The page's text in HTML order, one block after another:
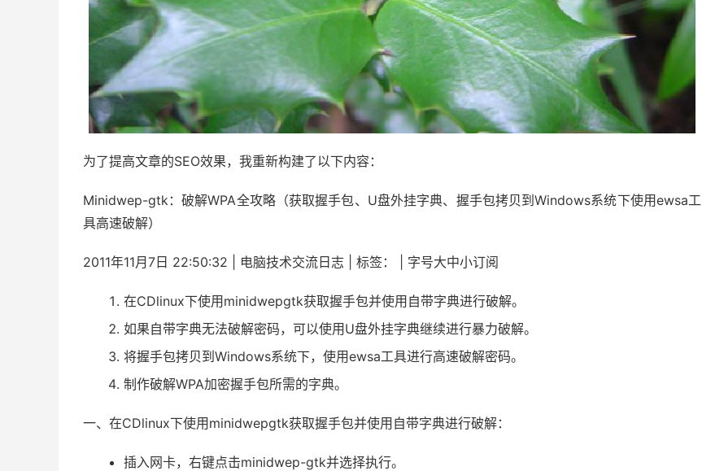
为了提高文章的SEO效果，我重新构建了以下内容：
Minidwep-gtk：破解WPA全攻略（获取握手包、U盘外挂字典、握手包拷贝到Windows系统下使用ewsa工
具高速破解）
2011年11月7日 22:50:32 | 电脑技术交流日志 | 标签： | 字号大中小订阅
在CDlinux下使用minidwepgtk获取握手包并使用自带字典进行破解。
如果自带字典无法破解密码，可以使用U盘外挂字典继续进行暴力破解。
将握手包拷贝到Windows系统下，使用ewsa工具进行高速破解密码。
制作破解WPA加密握手包所需的字典。
一、在CDlinux下使用minidwepgtk获取握手包并使用自带字典进行破解：
插入网卡，右键点击minidwep-gtk并选择执行。